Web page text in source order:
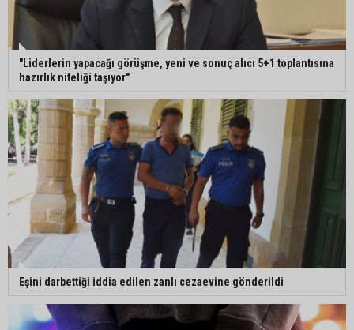
"Liderlerin yapacağı görüşme, yeni ve sonuç alıcı 5+1 toplantısına
hazırlık niteliği taşıyor"
Eşini darbettiği iddia edilen zanlı cezaevine gönderildi